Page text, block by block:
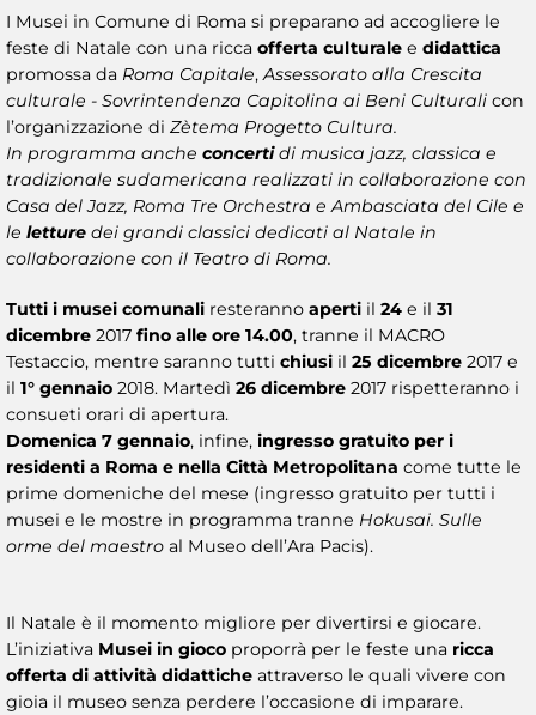
I Musei in Comune di Roma si preparano ad accogliere le
feste di Natale con una ricca offerta culturale e didattica
promossa da Roma Capitale,Assessorato alla Crescita
culturale - Sovrintendenza Capitolina ai Beni Culturali con
l’organizzazione di Zètema Progetto Cultura.
In programma anche concertidi musica jazz, classica e
tradizionale sudamericana realizzati in collaborazione con
Casa del Jazz, Roma Tre Orchestra e Ambasciata del Cile e
le letture dei grandi classici dedicati al Natale in
collaborazione con il Teatro di Roma.
Tutti i musei comunali resteranno aperti il 24 e il 31
dicembre 2017 fino alle ore 14.00, tranne il MACRO
Testaccio, mentre saranno tutti chiusi il 25 dicembre 2017 e
il 1° gennaio 2018. Martedì 26 dicembre 2017 rispetteranno i
consueti orari di apertura.
Domenica 7 gennaio, infine, ingresso gratuito per i
residenti a Roma e nella Città Metropolitana come tutte le
prime domeniche del mese (ingresso gratuito per tutti i
musei e le mostre in programma tranne Hokusai. Sulle
orme del maestro al Museo dell’Ara Pacis).
Il Natale è il momento migliore per divertirsi e giocare.
L’iniziativa Musei in gioco proporrà per le feste una ricca
offerta di attività didattiche attraverso le quali vivere con
gioia il museo senza perdere l’occasione di imparare.